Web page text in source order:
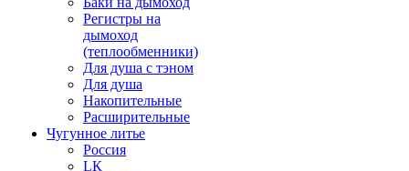
Регистры на
дымоход
(теплообменники)
Для душа с тэном
Для душа
Накопительные
Расширительные
Чугунное литье
Россия
LК